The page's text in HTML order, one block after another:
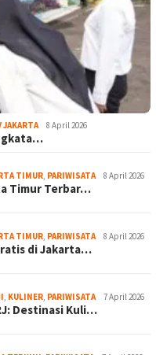
JAKARTA 8 April 2026
TIMUR, PARIWISATA 8 April 2026
Timur Terbar…
TIMUR, PARIWISATA 8 April 2026
di Jakarta…
, KULINER, PARIWISATA 7 April 2026
Destinasi Kuli…